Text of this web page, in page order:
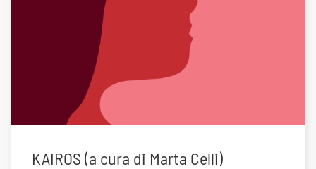
KAIROS (a cura di Marta Celli)